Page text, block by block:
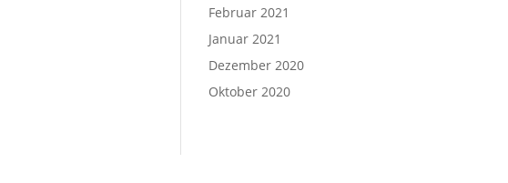
Februar 2021
Januar 2021
Dezember 2020
Oktober 2020